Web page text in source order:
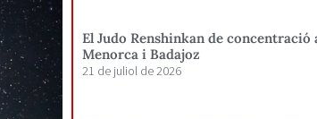
El Judo Renshinkan de concentració
Menorca i Badajoz
21 de juliol de 2026